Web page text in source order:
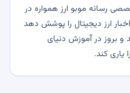
رسانه موبو ارز همواره در
ارز دیجیتال را پوشش دهد
و بروز در آموزش دنیای
یاری کند.